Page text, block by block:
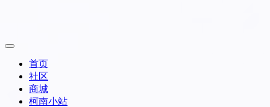
首页
社区
商城
柯南小站